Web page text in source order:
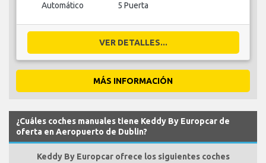
Automático 5 Puerta
VER DETALLES...
MÁS INFORMACIÓN
¿Cuáles coches manuales tiene Keddy By Europcar de
oferta en Aeropuerto de Dublin?
Keddy By Europcar ofrece los siguientes coches